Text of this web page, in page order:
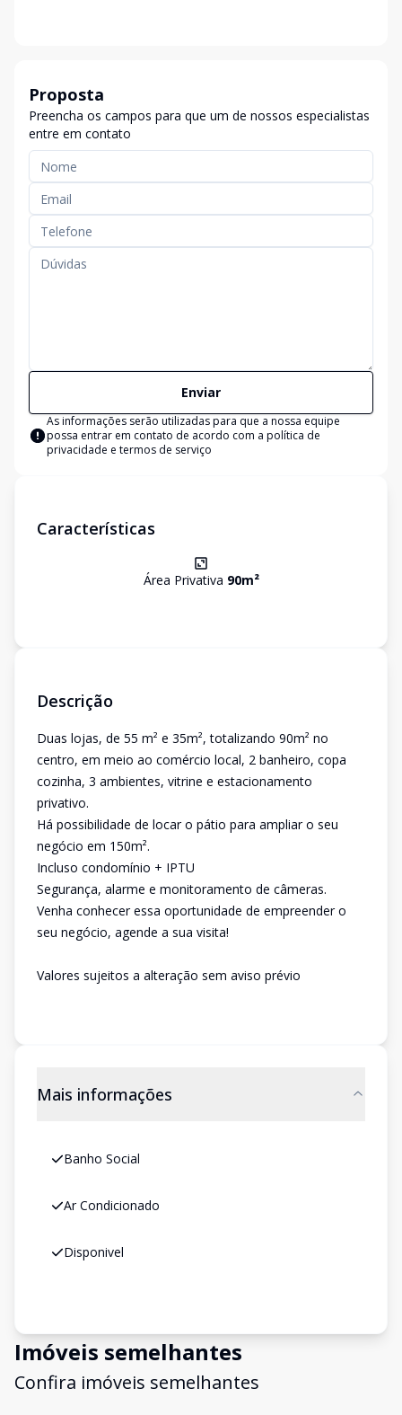
Proposta
Preencha os campos para que um de nossos especialistas
entre em contato
Enviar
As informações serão utilizadas para que a nossa equipe
possa entrar em contato de acordo com a política de
privacidade e termos de serviço
Características
Área Privativa 90m²
Descrição
Duas lojas, de 55 m² e 35m², totalizando 90m² no
centro, em meio ao comércio local, 2 banheiro, copa
cozinha, 3 ambientes, vitrine e estacionamento
privativo.
Há possibilidade de locar o pátio para ampliar o seu
negócio em 150m².
Incluso condomínio + IPTU
Segurança, alarme e monitoramento de câmeras.
Venha conhecer essa oportunidade de empreender o
seu negócio, agende a sua visita!
Valores sujeitos a alteração sem aviso prévio
Mais informações
Banho Social
Ar Condicionado
Disponivel
Imóveis semelhantes
Confira imóveis semelhantes